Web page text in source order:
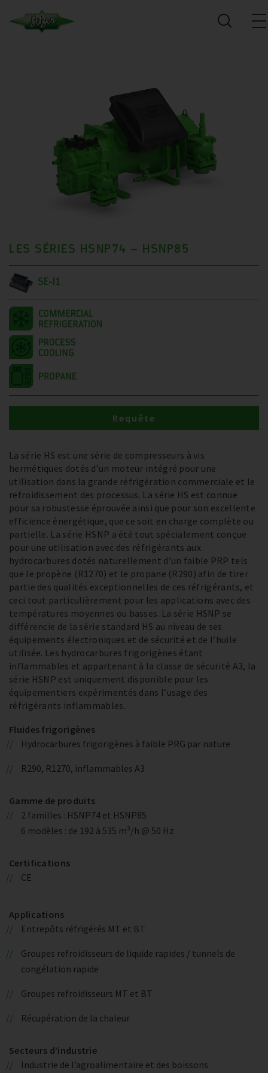
LES SÉRIES HSNP74 – HSNP85
SE-I1
La série HS est une série de compresseurs à vis
hermétiques dotés d’un moteur intégré pour une
utilisation dans la grande réfrigération commerciale et le
refroidissement des processus. La série HS est connue
pour sa robustesse éprouvée ainsi que pour son excellente
efficience énergétique, que ce soit en charge complète ou
partielle. La série HSNP a été tout spécialement conçue
pour une utilisation avec des réfrigérants aux
hydrocarbures dotés naturellement d’un faible PRP tels
que le propène (R1270) et le propane (R290) afin de tirer
partie des qualités exceptionnelles de ces réfrigérants, et
ceci tout particulièrement pour les applications avec des
températures moyennes ou basses. La série HSNP se
différencie de la série standard HS au niveau de ses
équipements électroniques et de sécurité et de l’huile
utilisée. Les hydrocarbures frigorigènes étant
inflammables et appartenant à la classe de sécurité A3, la
série HSNP est uniquement disponible pour les
équipementiers expérimentés dans l’usage des
réfrigérants inflammables.
Fluides frigorigènes
Hydrocarbures frigorigènes à faible PRG par nature
R290, R1270, inflammables A3
Gamme de produits
2 familles : HSNP74 et HSNP85
6 modèles : de 192 à 535 m³/h @ 50 Hz
Certifications
CE
Applications
Entrepôts réfrigérés MT et BT
Groupes refroidisseurs de liquide rapides / tunnels de
congélation rapide
Groupes refroidisseurs MT et BT
Récupération de la chaleur
Secteurs d’industrie
Industrie de l’agroalimentaire et des boissons
Requête